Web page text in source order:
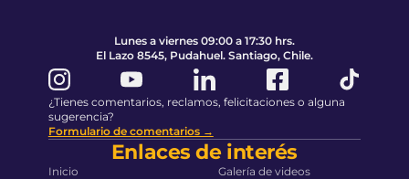
Lunes a viernes 09:00 a 17:30 hrs.
El Lazo 8545, Pudahuel. Santiago, Chile.
¿Tienes comentarios, reclamos, felicitaciones o alguna
sugerencia?
Formulario de comentarios →
Enlaces de interés
Inicio Galería de videos